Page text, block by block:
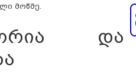
მოწმე.
და